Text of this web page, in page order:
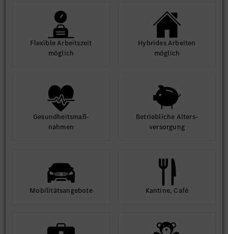
Flexible Arbeits­zeit
möglich
Hybrides Arbeiten
möglich
Gesund­heits­maß­
nahmen
Betrieb­liche Alters­
ver­sorgung
Mobilitäts­angebote Kantine, Café